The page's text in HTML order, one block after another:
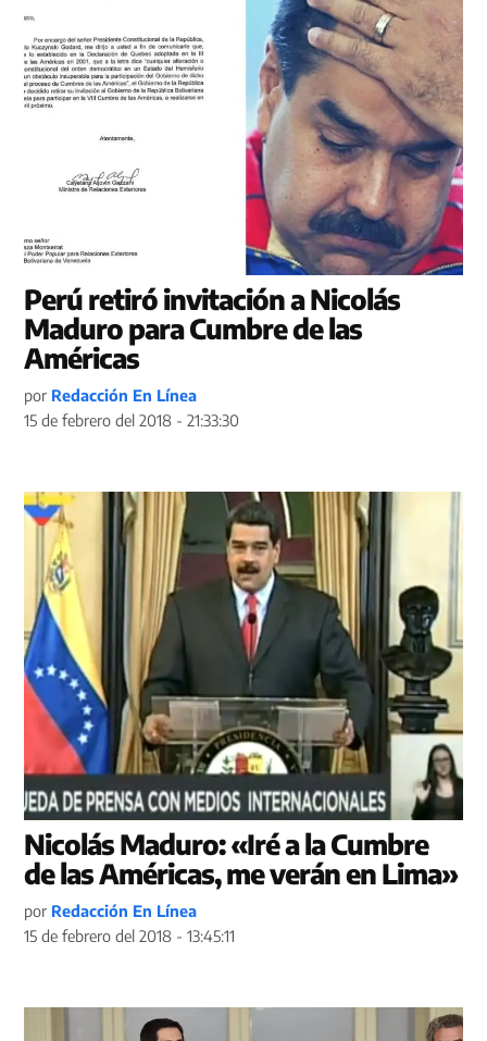
Perú retiró invitación a Nicolás
Maduro para Cumbre de las
Américas
por Redacción En Línea
15 de febrero del 2018 - 21:33:30
Nicolás Maduro: «Iré a la Cumbre
de las Américas, me verán en Lima»
por Redacción En Línea
15 de febrero del 2018 - 13:45:11